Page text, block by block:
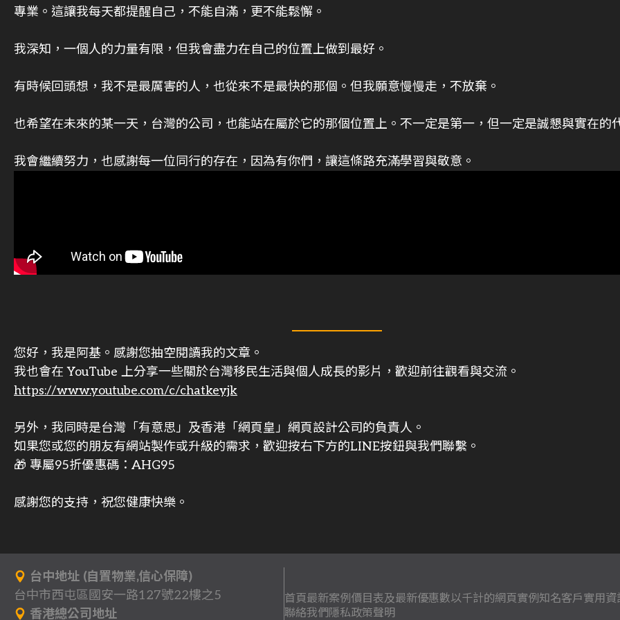
專業。這讓我每天都提醒自己，不能自滿，更不能鬆懈。
我深知，一個人的力量有限，但我會盡力在自己的位置上做到最好。
有時候回頭想，我不是最厲害的人，也從來不是最快的那個。但我願意慢慢走，不放棄。
也希望在未來的某一天，台灣的公司，也能站在屬於它的那個位置上。不一定是第一，但一定是誠懇與實在的
我會繼續努力，也感謝每一位同行的存在，因為有你們，讓這條路充滿學習與敬意。
您好，我是阿基。感謝您抽空閱讀我的文章。
我也會在 YouTube 上分享一些關於台灣移民生活與個人成長的影片，歡迎前往觀看與交流。
https://www.youtube.com/c/chatkeyjk
另外，我同時是台灣「有意思」及香港「網頁皇」網頁設計公司的負責人。
如果您或您的朋友有網站製作或升級的需求，歡迎按右下方的LINE按鈕與我們聯繫。
🎁 專屬95折優惠碼：AHG95
感謝您的支持，祝您健康快樂。
台中地址 (自置物業,信心保障)
台中市西屯區國安一路127號22樓之5
香港總公司地址
首頁最新案例 價目表及最新優惠數以千計的網頁實例 知名客戶實用資
聯絡我們 隱私政策聲明